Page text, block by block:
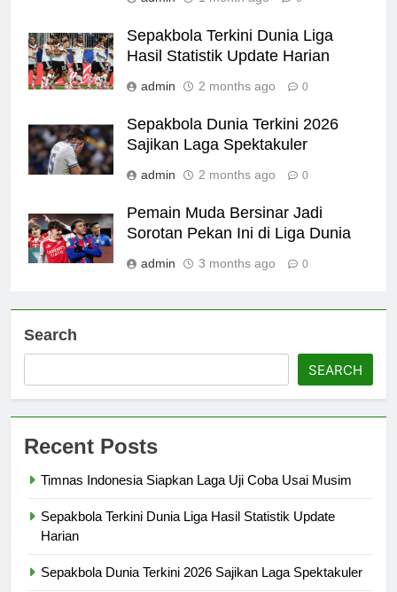
Sepakbola Terkini Dunia Liga
Hasil Statistik Update Harian
admin 2 months ago 0
Sepakbola Dunia Terkini 2026
Sajikan Laga Spektakuler
admin 2 months ago 0
Pemain Muda Bersinar Jadi
Sorotan Pekan Ini di Liga Dunia
admin 3 months ago 0
Search
SEARCH
Recent Posts
Timnas Indonesia Siapkan Laga Uji Coba Usai Musim
Sepakbola Terkini Dunia Liga Hasil Statistik Update
Harian
Sepakbola Dunia Terkini 2026 Sajikan Laga Spektakuler